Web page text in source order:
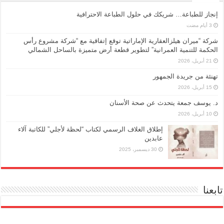
إنجاز للطباعة… شريكك في حلول الطباعة الاحترافية
شركة “ميران هيلزالعقارية الإماراتية توقع إتفاقية مع “شركة مشروع رأس
الحكمة للتنمية العمرانية” لتطوير قطعة أرض متميزة بالساحل الشمالي
21 أبريل، 2026
تهنئة من جريدة الجمهور
15 أبريل، 2026
د. يوسف جمعة يتحدث عن صحة الأسنان
10 أبريل، 2026
إطلاق الغلاف الرسمي لكتاب “لحظة لأجلي” للكاتبة آلاء
عابدين
30 ديسمبر، 2025
تابعنا